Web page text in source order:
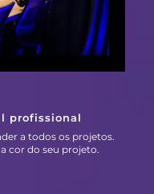
profissional
a todos os projetos.
cor do seu projeto.